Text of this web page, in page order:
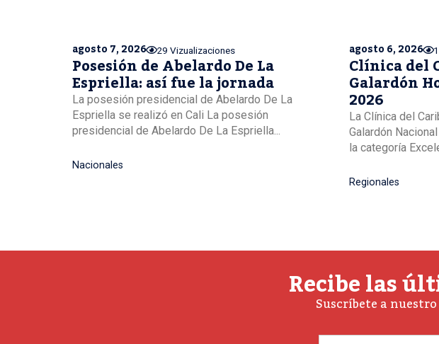
agosto 7, 2026 29 Vizualizaciones
Posesión de Abelardo De La
Espriella: así fue la jornada
La posesión presidencial de Abelardo De La
Espriella se realizó en Cali La posesión
presidencial de Abelardo De La Espriella...
Nacionales
agosto 6, 2026
Clínica del
Galardón
2026
La Clínica del
Galardón
la categoría
Regionales
Recibe las
Suscríbete a